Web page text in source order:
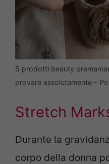
5 prodotti beauty
provare assolutamente –
Stretch
Durante la
corpo della donna